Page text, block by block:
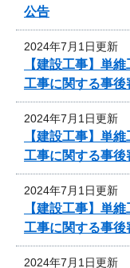
公告
2024年7月1日更新
【建設工事】単
工事に関する事
2024年7月1日更新
【建設工事】単
工事に関する事
2024年7月1日更新
【建設工事】単
工事に関する事
2024年7月1日更新